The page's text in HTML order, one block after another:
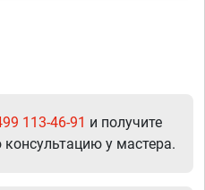
113-46-91 и получите
у мастера.